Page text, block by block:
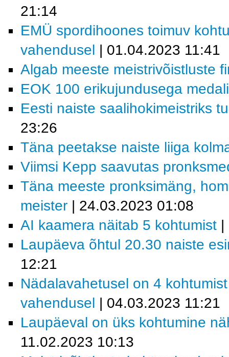
21:14
EMÜ spordihoones toimuv
vahendusel | 01.04.2023 11:41
Algab meeste meistrivõistluste
EOK 100 erikujundusega
Eesti naiste saalihokimeistriks
23:26
Täna peetakse naiste liiga
Viimsi Kepp saavutas
Täna meeste pronksimäng,
meister | 24.03.2023 01:08
AI kaamera näitab 5 kohtumist |
Laupäeva õhtul 20.30 naiste
12:21
Nädalavahetusel on 4
vahendusel | 04.03.2023 11:21
Laupäeval on üks kohtumine
11.02.2023 10:13